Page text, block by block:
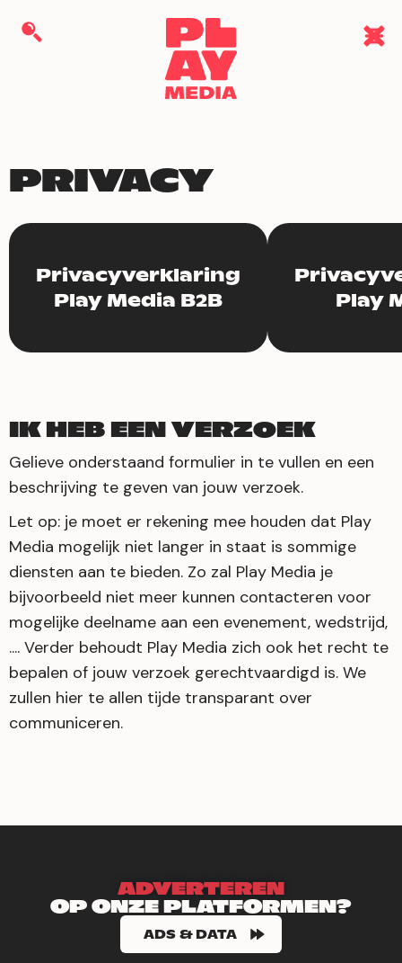
PRIVACY
Privacyverklaring
Play Media B2B
Play
IK HEB EEN VERZOEK
Gelieve onderstaand formulier in te vullen en een
beschrijving te geven van jouw verzoek.
Let op: je moet er rekening mee houden dat Play
Media mogelijk niet langer in staat is sommige
diensten aan te bieden. Zo zal Play Media je
bijvoorbeeld niet meer kunnen contacteren voor
mogelijke deelname aan een evenement, wedstrijd,
.... Verder behoudt Play Media zich ook het recht te
bepalen of jouw verzoek gerechtvaardigd is. We
zullen hier te allen tijde transparant over
communiceren.
ADVERTEREN
OP ONZE PLATFORMEN?
ADS & DATA